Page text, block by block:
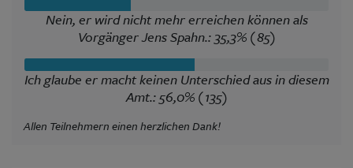
Nein, er wird nicht mehr erreichen können als
Vorgänger Jens Spahn.: 35,3% (85)
Ich glaube er macht keinen Unterschied aus in diesem
Amt.: 56,0% (135)
Allen Teilnehmern einen herzlichen Dank!